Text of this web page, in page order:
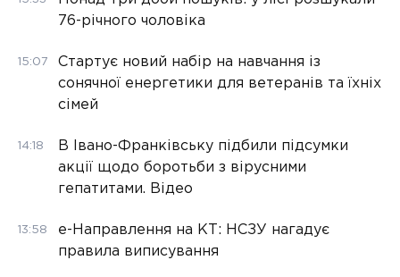
76-річного чоловіка
15:07
Стартує новий набір на навчання із
сонячної енергетики для ветеранів та їхніх
сімей
14:18
В Івано-Франківську підбили підсумки
акції щодо боротьби з вірусними
гепатитами. Відео
13:58
е-Направлення на КТ: НСЗУ нагадує
правила виписування